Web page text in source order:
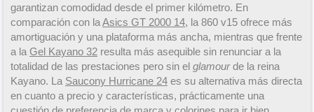
garantizan comodidad desde el primer kilómetro. En
comparación con laAsics GT 2000 14, la 860 v15 ofrece más
amortiguación y una plataforma más ancha, mientras que frente
a la Gel Kayano 32 resulta más asequible sin renunciar a la
totalidad de las prestaciones pero sin el glamourde la reina
Kayano. La Saucony Hurricane 24 es su alternativa más directa
en cuanto a precio y características, prácticamente una